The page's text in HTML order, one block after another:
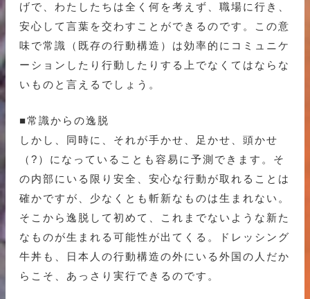
げで、わたしたちは全く何を考えず、職場に行き、
安心して言葉を交わすことができるのです。この意
味で常識（既存の行動構造）は効率的にコミュニケ
ーションしたり行動したりする上でなくてはならな
いものと言えるでしょう。
■常識からの逸脱
しかし、同時に、それが手かせ、足かせ、頭かせ
（?）になっていることも容易に予測できます。そ
の内部にいる限り安全、安心な行動が取れることは
確かですが、少なくとも斬新なものは生まれない。
そこから逸脱して初めて、これまでないような新た
なものが生まれる可能性が出てくる。ドレッシング
牛丼も、日本人の行動構造の外にいる外国の人だか
らこそ、あっさり実行できるのです。